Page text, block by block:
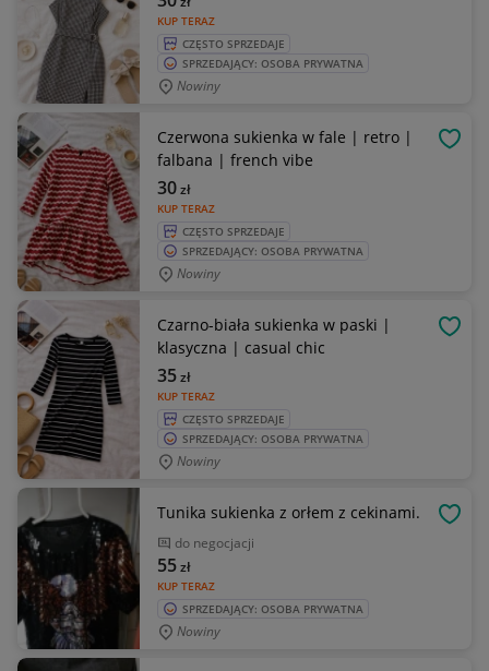
KUP TERAZ
CZĘSTO SPRZEDAJE
SPRZEDAJĄCY: OSOBA PRYWATNA
Nowiny
Czerwona sukienka w fale | retro |
falbana | french vibe
KUP TERAZ
30zł
CZĘSTO SPRZEDAJE
SPRZEDAJĄCY: OSOBA PRYWATNA
Nowiny
Czarno-biała sukienka w paski |
klasyczna | casual chic
KUP TERAZ
35zł
CZĘSTO SPRZEDAJE
SPRZEDAJĄCY: OSOBA PRYWATNA
Nowiny
Tunika sukienka z orłem z cekinami.
do negocjacji
KUP TERAZ
55zł
SPRZEDAJĄCY: OSOBA PRYWATNA
Nowiny